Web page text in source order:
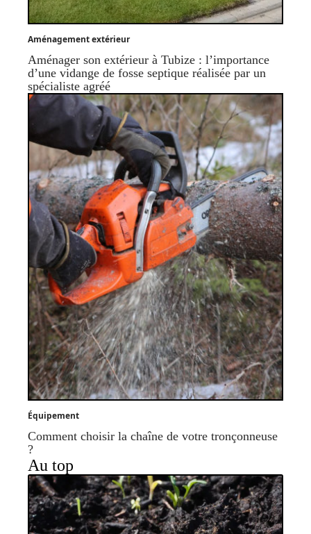
Aménagement extérieur
Aménager son extérieur à Tubize : l’importance
d’une vidange de fosse septique réalisée par un
spécialiste agréé
Équipement
Comment choisir la chaîne de votre tronçonneuse
?
Au top